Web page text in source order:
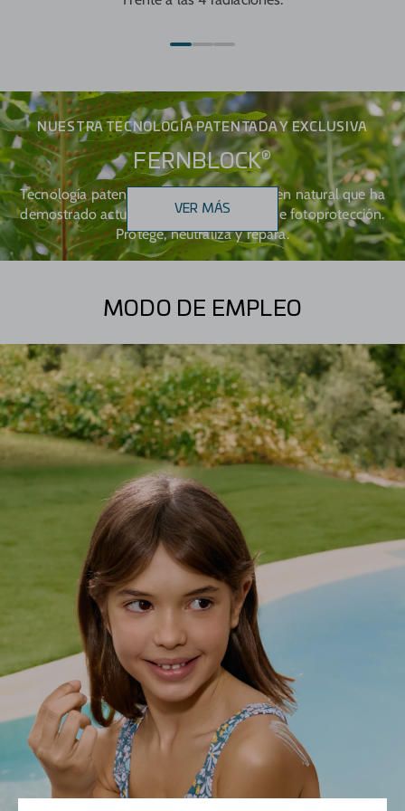
NUESTRA TECNOLOGÍA PATENTADA Y EXCLUSIVA
FERNBLOCK®
Tecnología patentada innovadora de origen natural que ha
demostrado actuar en todos los niveles de fotoprotección.
Protege, neutraliza y repara.
VER MÁS
MODO DE EMPLEO